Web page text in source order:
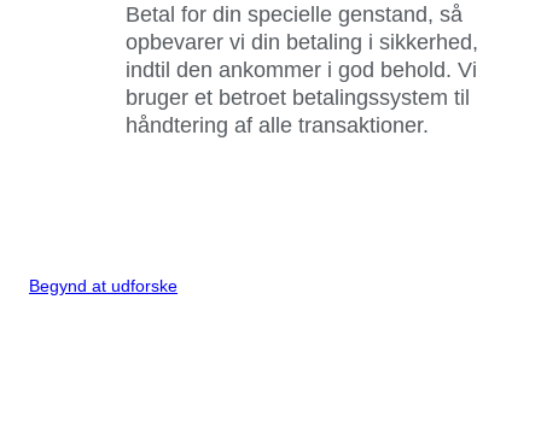
Betal for din specielle genstand, så
opbevarer vi din betaling i sikkerhed,
indtil den ankommer i god behold. Vi
bruger et betroet betalingssystem til
håndtering af alle transaktioner.
Begynd at udforske